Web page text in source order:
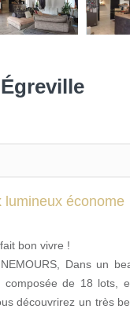
lumineux économe
bon vivre !
Dans un
composée de 18 lots,
découvrirez un très